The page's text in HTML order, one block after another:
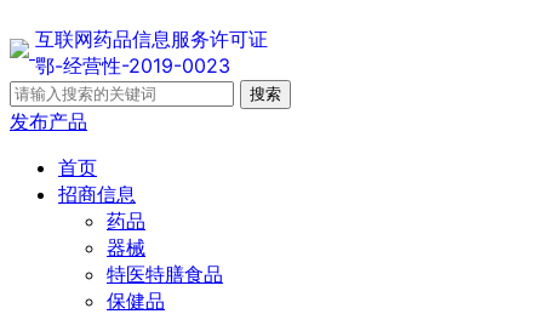
互联网药品信息服务许可证
鄂-经营性-2019-0023
搜索
发布产品
首页
招商信息
药品
器械
特医特膳食品
保健品